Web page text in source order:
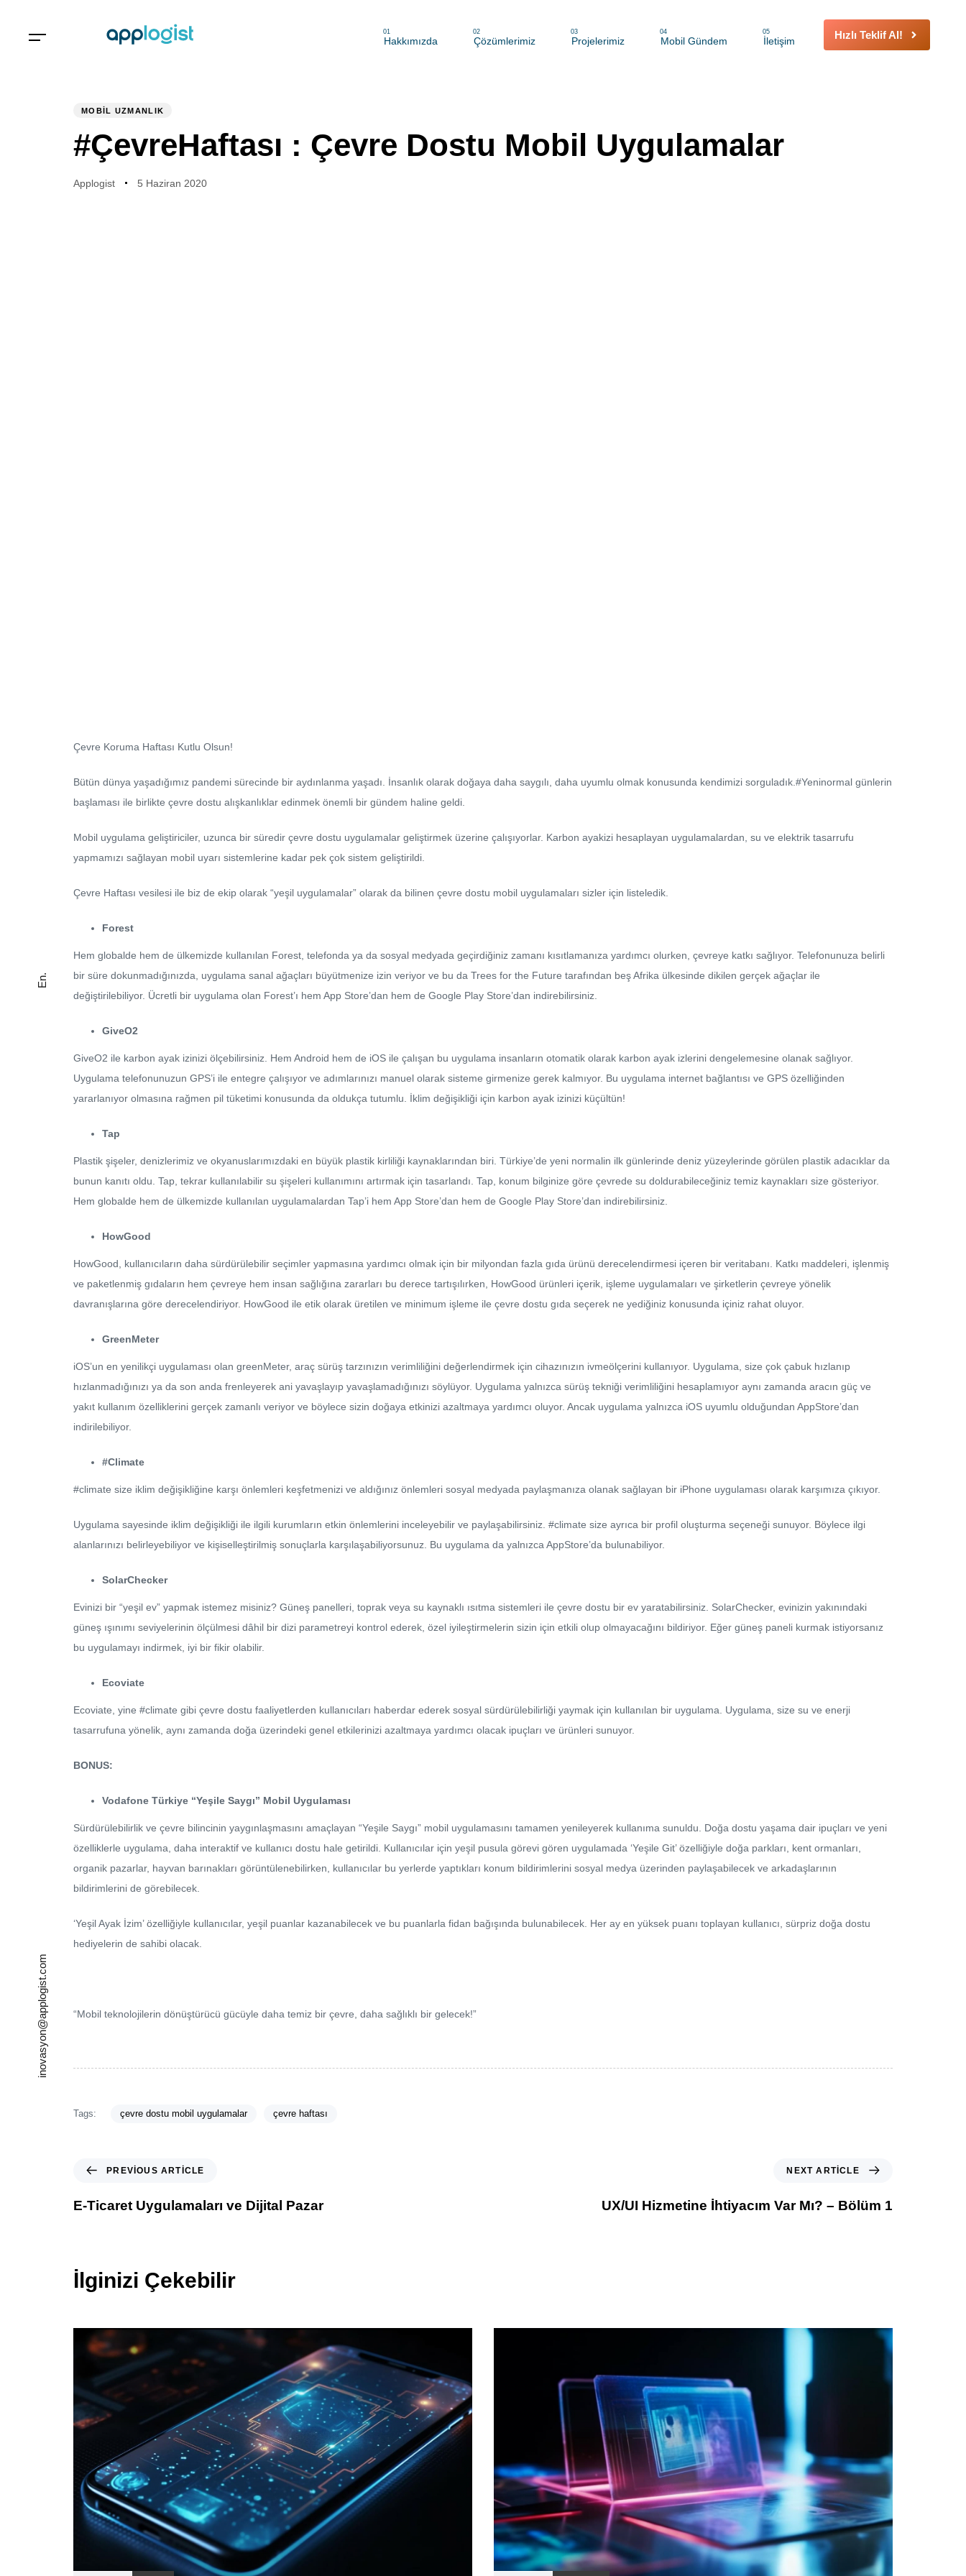
Hakkımızda
01
Çözümlerimiz
02
Projelerimiz
03
Mobil Gündem
04
İletişim
05 Hızlı Teklif Al!
En.
inovasyon@applogist.com
MOBIL UZMANLIK
#ÇevreHaftası : Çevre Dostu Mobil Uygulamalar
Applogist 5 Haziran 2020
Çevre Koruma Haftası Kutlu Olsun!
Bütün dünya yaşadığımız pandemi sürecinde bir aydınlanma yaşadı. İnsanlık olarak doğaya daha saygılı, daha uyumlu olmak konusunda kendimizi sorguladık.#Yeninormal günlerin
başlaması ile birlikte çevre dostu alışkanlıklar edinmek önemli bir gündem haline geldi.
Mobil uygulama geliştiriciler, uzunca bir süredir çevre dostu uygulamalar geliştirmek üzerine çalışıyorlar. Karbon ayakizi hesaplayan uygulamalardan, su ve elektrik tasarrufu
yapmamızı sağlayan mobil uyarı sistemlerine kadar pek çok sistem geliştirildi.
Çevre Haftası vesilesi ile biz de ekip olarak “yeşil uygulamalar” olarak da bilinen çevre dostu mobil uygulamaları sizler için listeledik.
Forest
Hem globalde hem de ülkemizde kullanılan Forest, telefonda ya da sosyal medyada geçirdiğiniz zamanı kısıtlamanıza yardımcı olurken, çevreye katkı sağlıyor. Telefonunuza belirli
bir süre dokunmadığınızda, uygulama sanal ağaçları büyütmenize izin veriyor ve bu da Trees for the Future tarafından beş Afrika ülkesinde dikilen gerçek ağaçlar ile
değiştirilebiliyor. Ücretli bir uygulama olan Forest’ı hem App Store’dan hem de Google Play Store’dan indirebilirsiniz.
GiveO2
GiveO2 ile karbon ayak izinizi ölçebilirsiniz. Hem Android hem de iOS ile çalışan bu uygulama insanların otomatik olarak karbon ayak izlerini dengelemesine olanak sağlıyor.
Uygulama telefonunuzun GPS’i ile entegre çalışıyor ve adımlarınızı manuel olarak sisteme girmenize gerek kalmıyor. Bu uygulama internet bağlantısı ve GPS özelliğinden
yararlanıyor olmasına rağmen pil tüketimi konusunda da oldukça tutumlu. İklim değişikliği için karbon ayak izinizi küçültün!
Tap
Plastik şişeler, denizlerimiz ve okyanuslarımızdaki en büyük plastik kirliliği kaynaklarından biri. Türkiye’de yeni normalin ilk günlerinde deniz yüzeylerinde görülen plastik adacıklar da
bunun kanıtı oldu. Tap, tekrar kullanılabilir su şişeleri kullanımını artırmak için tasarlandı. Tap, konum bilginize göre çevrede su doldurabileceğiniz temiz kaynakları size gösteriyor.
Hem globalde hem de ülkemizde kullanılan uygulamalardan Tap’i hem App Store’dan hem de Google Play Store’dan indirebilirsiniz.
HowGood
HowGood, kullanıcıların daha sürdürülebilir seçimler yapmasına yardımcı olmak için bir milyondan fazla gıda ürünü derecelendirmesi içeren bir veritabanı. Katkı maddeleri, işlenmiş
ve paketlenmiş gıdaların hem çevreye hem insan sağlığına zararları bu derece tartışılırken, HowGood ürünleri içerik, işleme uygulamaları ve şirketlerin çevreye yönelik
davranışlarına göre derecelendiriyor. HowGood ile etik olarak üretilen ve minimum işleme ile çevre dostu gıda seçerek ne yediğiniz konusunda içiniz rahat oluyor.
GreenMeter
iOS’un en yenilikçi uygulaması olan greenMeter, araç sürüş tarzınızın verimliliğini değerlendirmek için cihazınızın ivmeölçerini kullanıyor. Uygulama, size çok çabuk hızlanıp
hızlanmadığınızı ya da son anda frenleyerek ani yavaşlayıp yavaşlamadığınızı söylüyor. Uygulama yalnızca sürüş tekniği verimliliğini hesaplamıyor aynı zamanda aracın güç ve
yakıt kullanım özelliklerini gerçek zamanlı veriyor ve böylece sizin doğaya etkinizi azaltmaya yardımcı oluyor. Ancak uygulama yalnızca iOS uyumlu olduğundan AppStore’dan
indirilebiliyor.
#Climate
#climate size iklim değişikliğine karşı önlemleri keşfetmenizi ve aldığınız önlemleri sosyal medyada paylaşmanıza olanak sağlayan bir iPhone uygulaması olarak karşımıza çıkıyor.
Uygulama sayesinde iklim değişikliği ile ilgili kurumların etkin önlemlerini inceleyebilir ve paylaşabilirsiniz. #climate size ayrıca bir profil oluşturma seçeneği sunuyor. Böylece ilgi
alanlarınızı belirleyebiliyor ve kişiselleştirilmiş sonuçlarla karşılaşabiliyorsunuz. Bu uygulama da yalnızca AppStore’da bulunabiliyor.
SolarChecker
Evinizi bir “yeşil ev” yapmak istemez misiniz? Güneş panelleri, toprak veya su kaynaklı ısıtma sistemleri ile çevre dostu bir ev yaratabilirsiniz. SolarChecker, evinizin yakınındaki
güneş ışınımı seviyelerinin ölçülmesi dâhil bir dizi parametreyi kontrol ederek, özel iyileştirmelerin sizin için etkili olup olmayacağını bildiriyor. Eğer güneş paneli kurmak istiyorsanız
bu uygulamayı indirmek, iyi bir fikir olabilir.
Ecoviate
Ecoviate, yine #climate gibi çevre dostu faaliyetlerden kullanıcıları haberdar ederek sosyal sürdürülebilirliği yaymak için kullanılan bir uygulama. Uygulama, size su ve enerji
tasarrufuna yönelik, aynı zamanda doğa üzerindeki genel etkilerinizi azaltmaya yardımcı olacak ipuçları ve ürünleri sunuyor.
BONUS:
Vodafone Türkiye “Yeşile Saygı” Mobil Uygulaması
Sürdürülebilirlik ve çevre bilincinin yaygınlaşmasını amaçlayan “Yeşile Saygı” mobil uygulamasını tamamen yenileyerek kullanıma sunuldu. Doğa dostu yaşama dair ipuçları ve yeni
özelliklerle uygulama, daha interaktif ve kullanıcı dostu hale getirildi. Kullanıcılar için yeşil pusula görevi gören uygulamada ‘Yeşile Git’ özelliğiyle doğa parkları, kent ormanları,
organik pazarlar, hayvan barınakları görüntülenebilirken, kullanıcılar bu yerlerde yaptıkları konum bildirimlerini sosyal medya üzerinden paylaşabilecek ve arkadaşlarının
bildirimlerini de görebilecek.
‘Yeşil Ayak İzim’ özelliğiyle kullanıcılar, yeşil puanlar kazanabilecek ve bu puanlarla fidan bağışında bulunabilecek. Her ay en yüksek puanı toplayan kullanıcı, sürpriz doğa dostu
hediyelerin de sahibi olacak.
“Mobil teknolojilerin dönüştürücü gücüyle daha temiz bir çevre, daha sağlıklı bir gelecek!”
Tags: çevre dostu mobil uygulamalar çevre haftası
PREVIOUS ARTICLE
E-Ticaret Uygulamaları ve Dijital Pazar
NEXT ARTICLE
UX/UI Hizmetine İhtiyacım Var Mı? – Bölüm 1
İlginizi Çekebilir